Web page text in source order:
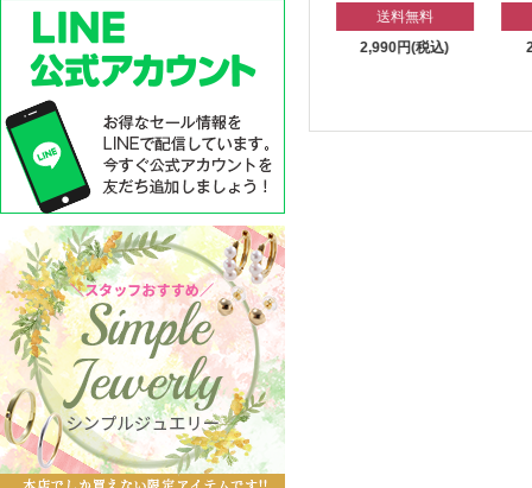
送料無料
11,550円(税込)
送料無料
2,990円(税込)